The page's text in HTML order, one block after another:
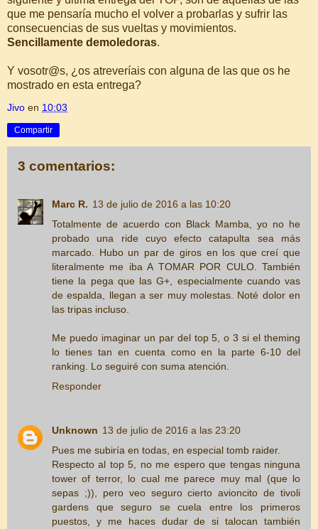
que me pensaría mucho el volver a probarlas y sufrir las
consecuencias de sus vueltas y movimientos.
Sencillamente demoledoras.
Y vosotr@s, ¿os atreveríais con alguna de las que os he
mostrado en esta entrega?
Jivo en 10:03
Compartir
3 comentarios:
Marc R. 13 de julio de 2016 a las 10:20
Totalmente de acuerdo con Black Mamba, yo no he
probado una ride cuyo efecto catapulta sea más
marcado. Hubo un par de giros en los que creí que
literalmente me iba A TOMAR POR CULO. También
tiene la pega que las G+, especialmente cuando vas
de espalda, llegan a ser muy molestas. Noté dolor en
las tripas incluso.
Me puedo imaginar un par del top 5, o 3 si el theming
lo tienes tan en cuenta como en la parte 6-10 del
ranking. Lo seguiré con suma atención.
Responder
Unknown 13 de julio de 2016 a las 23:20
Pues me subiría en todas, en especial tomb raider.
Respecto al top 5, no me espero que tengas ninguna
tower of terror, lo cual me parece muy mal (que lo
sepas ;)), pero veo seguro cierto avioncito de tivoli
gardens que seguro se cuela entre los primeros
puestos, y me haces dudar de si talocan también